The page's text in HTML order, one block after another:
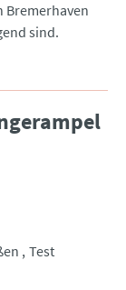
Bremerhaven
sind.
Test